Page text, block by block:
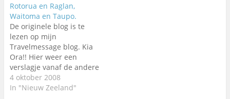
beleefd, dan zijn drie
weken ineens heel erg
snel voorbij. Ook voor mij
komt er een einde aan,
maar…
Rotorua en Raglan,
Waitoma en Taupo.
De originele blog is te
lezen op mijn
Travelmessage blog. Kia
Ora!! Hier weer een
verslagje vanaf de andere
kant van de wereld. Na 4
nachten doorgebracht te
4 oktober 2008
In "Nieuw Zeeland"